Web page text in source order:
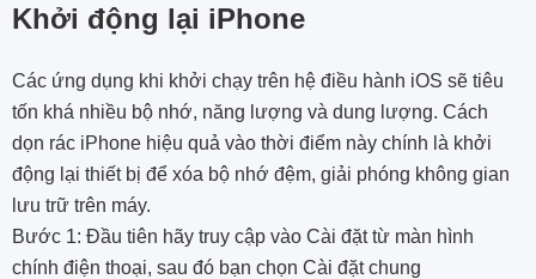
Khởi động lại iPhone
Các ứng dụng khi khởi chạy trên hệ điều hành iOS sẽ tiêu
tốn khá nhiều bộ nhớ, năng lượng và dung lượng. Cách
dọn rác iPhone hiệu quả vào thời điểm này chính là khởi
động lại thiết bị để xóa bộ nhớ đệm, giải phóng không gian
lưu trữ trên máy.
Bước 1: Đầu tiên hãy truy cập vào Cài đặt từ màn hình
chính điện thoại, sau đó bạn chọn Cài đặt chung